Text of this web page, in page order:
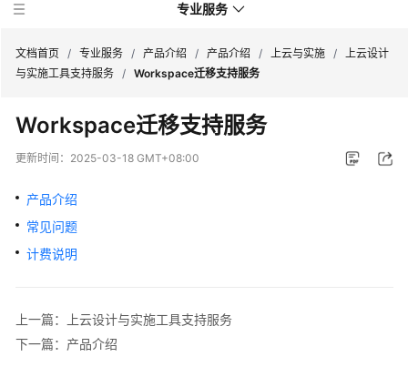
专业服务
务
公
品
介
产
介
文档首页 / 专业服务 / 产品介绍 / 产品介绍 / 上云与实施 / 上云设计
与实施工具支持服务 / Workspace迁移支持服务
Workspace迁移支持服务
更新时间： 2025-03-18 GMT+08:00
产品介绍
常见问题
计费说明
上一篇：上云设计与实施工具支持服务
下一篇：产品介绍